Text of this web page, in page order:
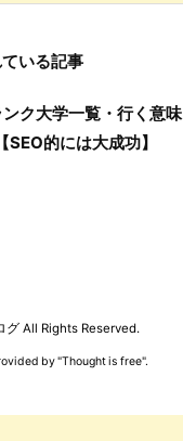
いる記事
ンク大学一覧・行く意味
的には大成功】
グ All Rights Reserved.
by "Thought is free".